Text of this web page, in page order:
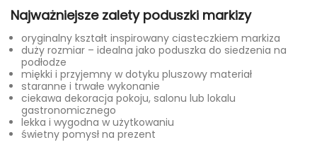
Najważniejsze zalety poduszki markizy
oryginalny kształt inspirowany ciasteczkiem markiza
duży rozmiar – idealna jako poduszka do siedzenia na
podłodze
miękki i przyjemny w dotyku pluszowy materiał
staranne i trwałe wykonanie
ciekawa dekoracja pokoju, salonu lub lokalu
gastronomicznego
lekka i wygodna w użytkowaniu
świetny pomysł na prezent